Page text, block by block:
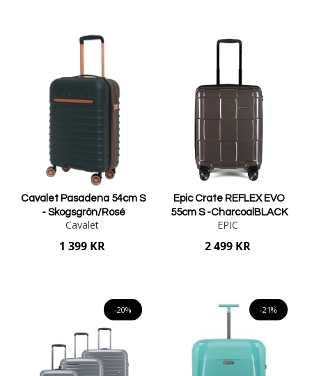
Cavalet Pasadena 54cm S
- Skogsgrön/Rosé
Cavalet
1 399 KR
Epic Crate REFLEX EVO
55cm S -CharcoalBLACK
EPIC
2 499 KR
-20% -21%